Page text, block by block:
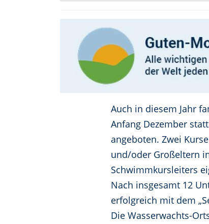
Auch in diesem Jahr
Anfang Dezember
angeboten. Zwei
und/oder Großeltern
Schwimmkursleiters
Nach insgesamt 12
erfolgreich mit dem
Die Wasserwachts-